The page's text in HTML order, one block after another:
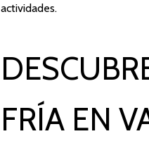
actividades.
FRÍA EN